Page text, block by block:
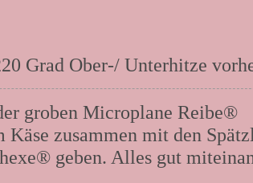
Grad Ober-/ Unterhitze
groben Microplane Reibe®
Käse zusammen mit den
geben. Alles gut